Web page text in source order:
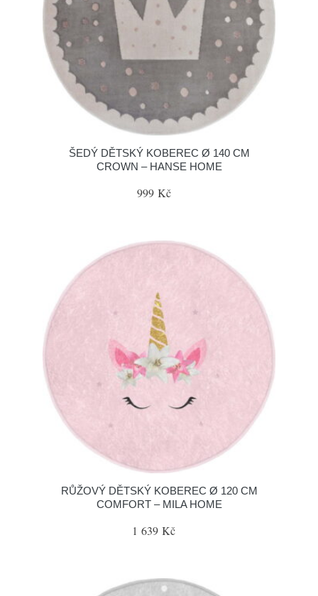
ŠEDÝ DĚTSKÝ KOBEREC Ø 140 CM
CROWN – HANSE HOME
999 Kč
RŮŽOVÝ DĚTSKÝ KOBEREC Ø 120 CM
COMFORT – MILA HOME
1 639 Kč